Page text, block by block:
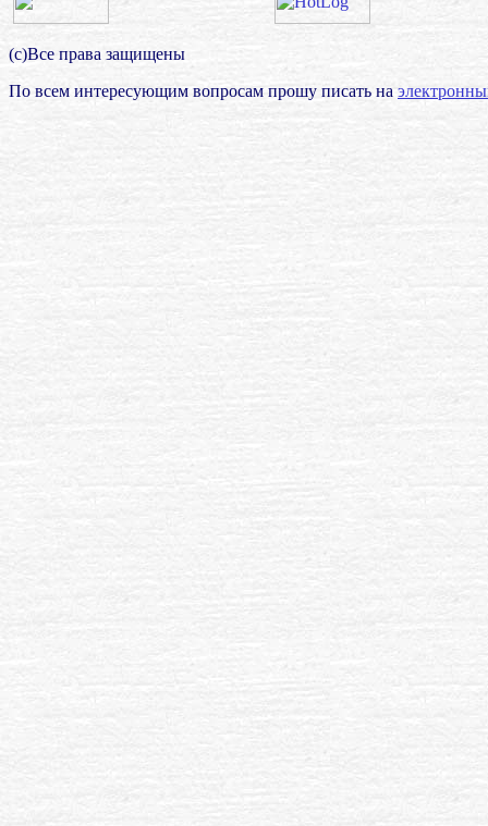
(с)Все права защищены
По всем интересующим вопросам прошу писать на